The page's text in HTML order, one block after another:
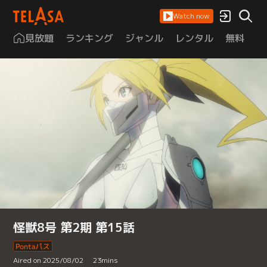
Watch now
見放題 ランキング ジャンル レンタル 無料
怪獣8号 第2期 第15話
Aired on 2025/08/02 23mins